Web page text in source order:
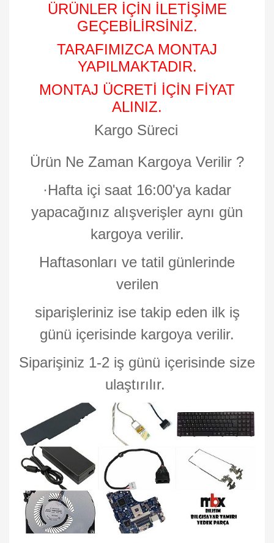
ÜRÜNLER İÇİN İLETİŞİME
GEÇEBİLİRSİNİZ.
TARAFIMIZCA MONTAJ
YAPILMAKTADIR.
MONTAJ ÜCRETİ İÇİN FİYAT
ALINIZ.
Kargo Süreci
Ürün Ne Zaman Kargoya Verilir ?
·Hafta içi saat 16:00'ya kadar
yapacağınız alışverişler aynı gün
kargoya verilir.
Haftasonları ve tatil günlerinde
verilen
siparişleriniz ise takip eden ilk iş
günü içerisinde kargoya verilir.
Siparişiniz 1-2 iş günü içerisinde size
ulaştırılır.